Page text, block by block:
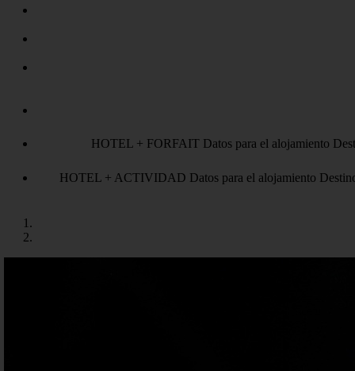
HOTEL + FORFAIT Datos para el alojamiento
HOTEL + ACTIVIDAD Datos para el alojamiento